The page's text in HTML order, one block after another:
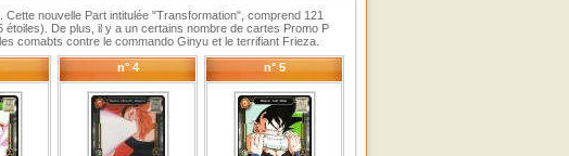
nouvelle Part intitulée "Transformation", comprend 121
De plus, il y a un certains nombre de cartes Promo P
comabts contre le commando Ginyu et le terrifiant Frieza.
n° 4 n° 5